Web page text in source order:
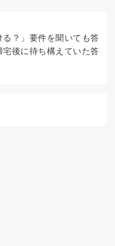
る？」要件を聞いても答
後に待ち構えていた答